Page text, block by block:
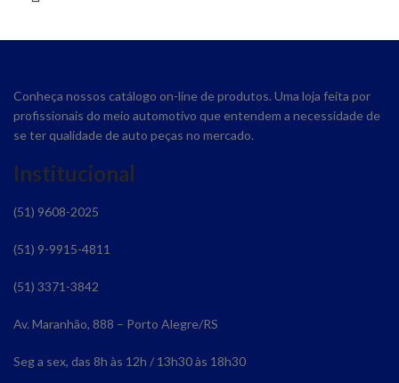
Conheça nossos catálogo on-line de produtos. Uma loja feita por
profissionais do meio automotivo que entendem a necessidade de
se ter qualidade de auto peças no mercado.
Institucional
(51) 9608-2025
(51) 9-9915-4811
(51) 3371-3842
Av. Maranhão, 888 – Porto Alegre/RS
Seg a sex, das 8h às 12h / 13h30 às 18h30